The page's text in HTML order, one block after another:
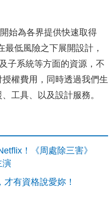
始為各界提供快速取得
低風險之下展開設計，
子系統等方面的資源， 不
權費用， 同時透過我們生
工具、以及設計服務。
！《周處除三害》
演
有資格說愛妳！